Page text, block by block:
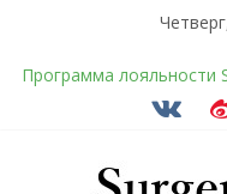
Программа лояльности
Подсознательное
Барбированные нити в